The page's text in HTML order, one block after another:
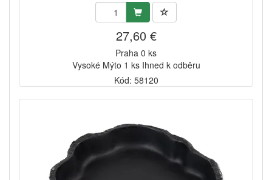
27,60 €
Praha 0 ks
Vysoké Mýto 1 ks Ihned k odběru
Kód: 58120